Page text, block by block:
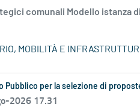
comunali Modello istanza
MOBILITÀ E
Pubblico per la selezione di
2026 17.31